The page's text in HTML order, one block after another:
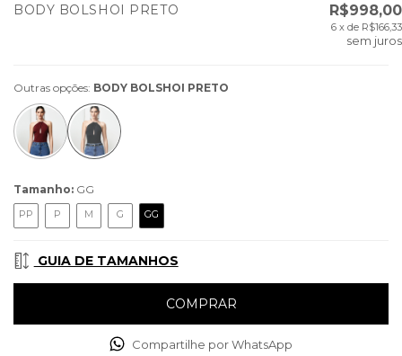
BODY BOLSHOI PRETO R$998,00
6 x de R$166,33
sem juros
Outras opções: BODY BOLSHOI PRETO
Tamanho: GG
PP P M G GG
GUIA DE TAMANHOS
Compartilhe por WhatsApp